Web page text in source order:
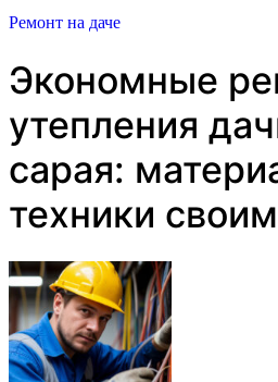
Ремонт на даче
Экономные
утепления
сарая:
техники